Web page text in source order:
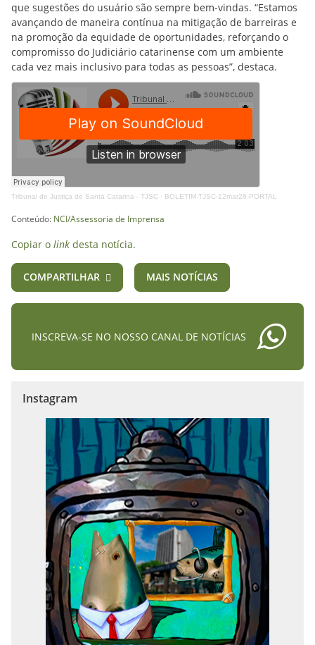
que sugestões do usuário são sempre bem-vindas. “Estamos
avançando de maneira contínua na mitigação de barreiras e
na promoção da equidade de oportunidades, reforçando o
compromisso do Judiciário catarinense com um ambiente
cada vez mais inclusivo para todas as pessoas”, destaca.
Tribunal de Justiça de Santa Catarina - TJSC · BOLETIM-TJSC-12mar26-PORTAL
Conteúdo: NCI/Assessoria de Imprensa
Copiar o link desta notícia.
COMPARTILHAR MAIS NOTÍCIAS
INSCREVA-SE NO NOSSO CANAL DE NOTÍCIAS
Instagram